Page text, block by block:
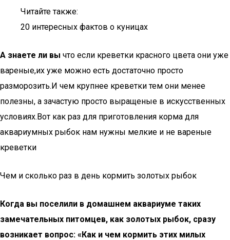
Читайте также:
20 интересных фактов о куницах
А знаете ли вы что если креветки красного цвета они уже
вареные,их уже можно есть достаточно просто
разморозить.И чем крупнее креветки тем они менее
полезны, а зачастую просто выращеные в искусственных
условиях.Вот как раз для приготовления корма для
аквариумных рыбок нам нужны мелкие и не вареные
креветки
Чем и сколько раз в день кормить золотых рыбок
Когда вы поселили в домашнем аквариуме таких
замечательных питомцев, как золотых рыбок, сразу
возникает вопрос: «Как и чем кормить этих милых